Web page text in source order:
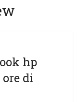
hp
ore di